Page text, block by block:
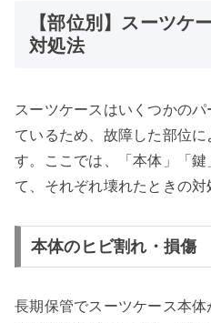
【部位別】スーツケ
対処法
スーツケースはいくつかの
ているため、故障した部位
す。ここでは、「本体」「
て、それぞれ壊れたときの対
本体のヒビ割れ・損傷
長期保管でスーツケース本